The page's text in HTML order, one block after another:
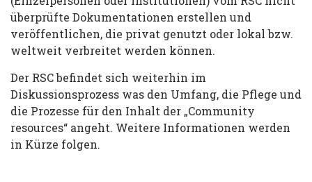
überprüfte Dokumentationen erstellen und
veröffentlichen, die privat genutzt oder lokal bzw.
weltweit verbreitet werden können.
Der RSC befindet sich weiterhin im
Diskussionsprozess was den Umfang, die Pflege und
die Prozesse für den Inhalt der „Community
resources“ angeht. Weitere Informationen werden
in Kürze folgen.